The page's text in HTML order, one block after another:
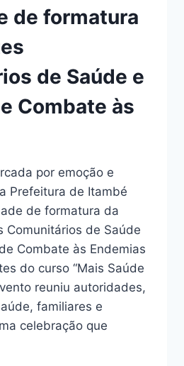
de formatura
de Saúde e
Combate às
por emoção e
Prefeitura de Itambé
de formatura da
Comunitários de Saúde
Combate às Endemias
do curso “Mais Saúde
reuniu autoridades,
familiares e
celebração que